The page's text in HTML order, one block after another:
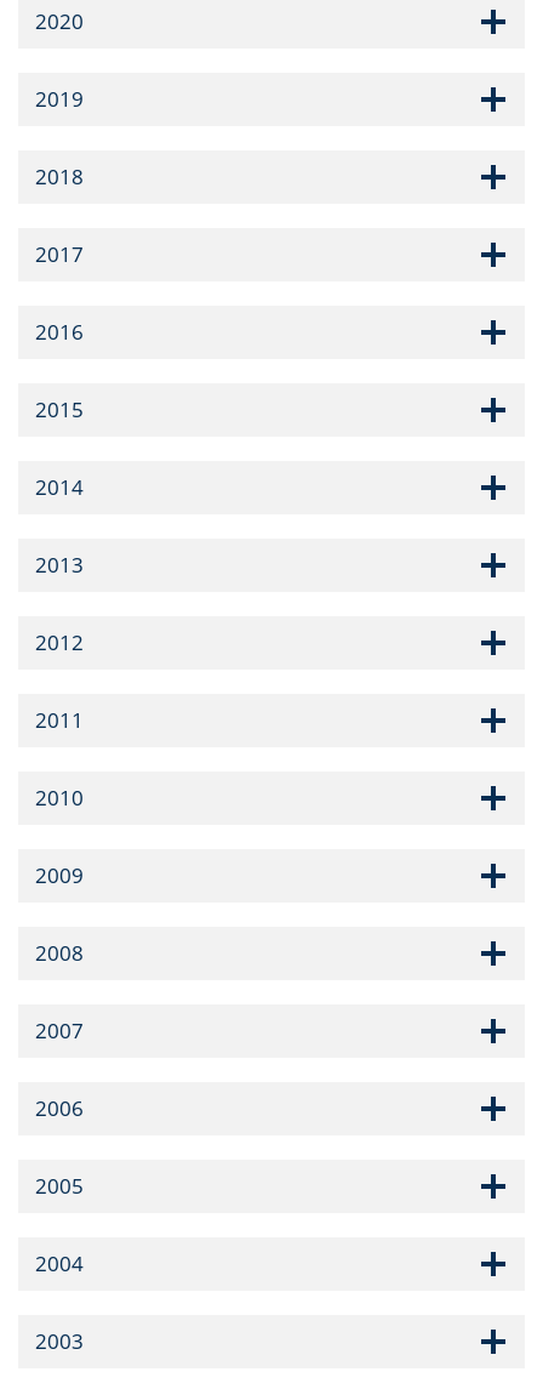
2020
2019
2018
2017
2016
2015
2014
2013
2012
2011
2010
2009
2008
2007
2006
2005
2004
2003